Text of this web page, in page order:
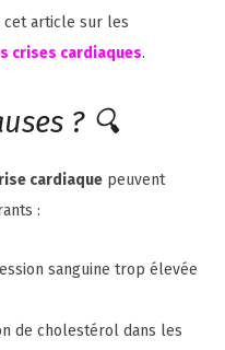
cet article sur les
crises cardiaques.
? 🔍
cardiaque peuvent
:
sanguine trop élevée
de cholestérol dans les